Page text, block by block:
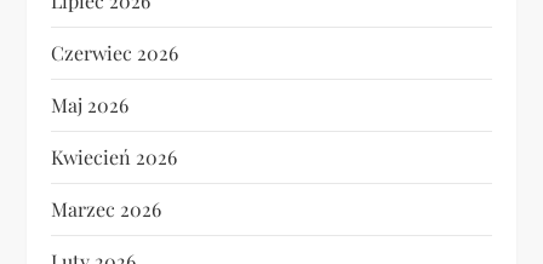
Czerwiec 2026
Maj 2026
Kwiecień 2026
Marzec 2026